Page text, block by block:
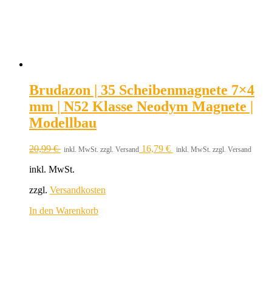
Brudazon | 35 Scheibenmagnete 7×4
mm | N52 Klasse Neodym Magnete |
Modellbau
20,99€ inkl. MwSt. zzgl. Versand 16,79 € inkl. MwSt. zzgl. Versand
inkl. MwSt.
zzgl. Versandkosten
In den Warenkorb